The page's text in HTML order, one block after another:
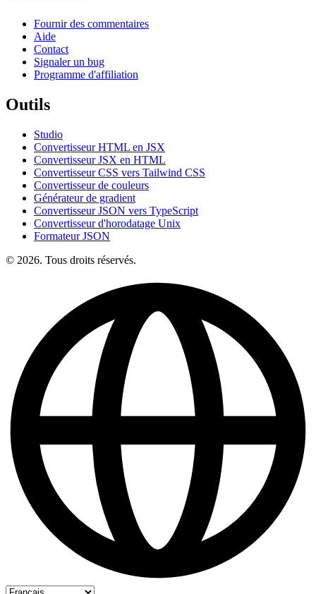
Fournir des commentaires
Aide
Contact
Signaler un bug
Programme d'affiliation
Outils
Studio
Convertisseur HTML en JSX
Convertisseur JSX en HTML
Convertisseur CSS vers Tailwind CSS
Convertisseur de couleurs
Générateur de gradient
Convertisseur JSON vers TypeScript
Convertisseur d'horodatage Unix
Formateur JSON
© 2026. Tous droits réservés.